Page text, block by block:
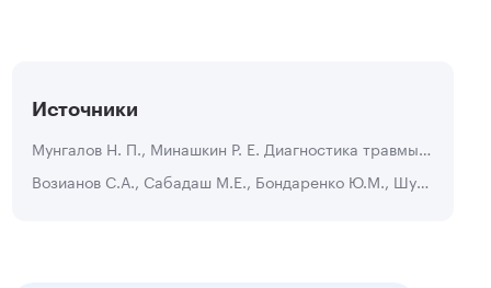
Источники
Мунгалов Н. П., Минашкин Р. Е. Диагностика травмы почки // Acta Biomedica Scientifica. 2007. №5.
Возианов С.А., Сабадаш М.Е., Бондаренко Ю.М., Шуляк А.В. Собственный опыт оперативного лечения закрытой травмы почки // Вестник урологии. 2014. №4.